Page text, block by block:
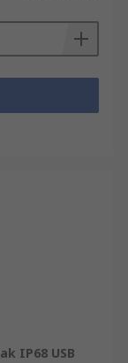
IP68 USB